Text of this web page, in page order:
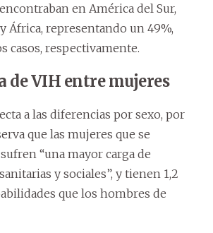
en América del Sur,
África, representando un 49%,
casos, respectivamente.
de VIH entre mujeres
a las diferencias por sexo, por
que las mujeres que se
“una mayor carga de
y sociales”, y tienen 1,2
que los hombres de